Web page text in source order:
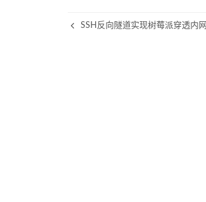
SSH反向隧道实现树莓派穿透内网